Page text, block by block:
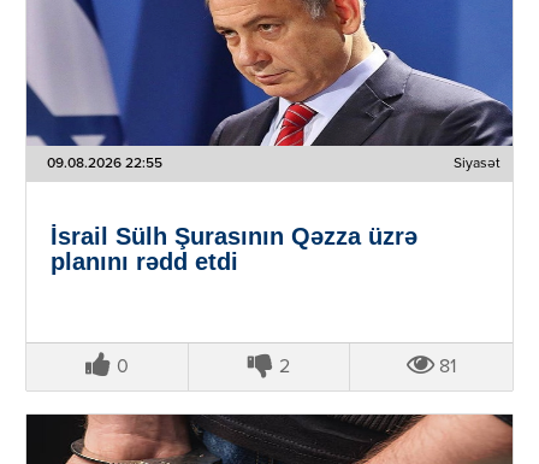
09.08.2026 22:55 Siyasət
İsrail Sülh Şurasının Qəzza üzrə
planını rədd etdi
0 2 81